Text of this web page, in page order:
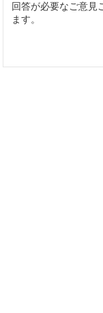
回答が必要なご意見
ます。